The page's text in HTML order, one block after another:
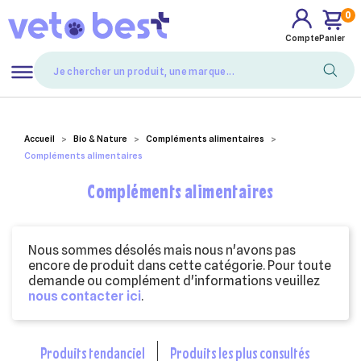
Compte
0
Panier
Accueil Bio & Nature
Compléments alimentaires
Compléments alimentaires
Compléments alimentaires
Nous sommes désolés mais nous n'avons pas
encore de produit dans cette catégorie. Pour toute
demande ou complément d'informations veuillez
nous contacter ici.
produits tendanciel
produits les plus consultés